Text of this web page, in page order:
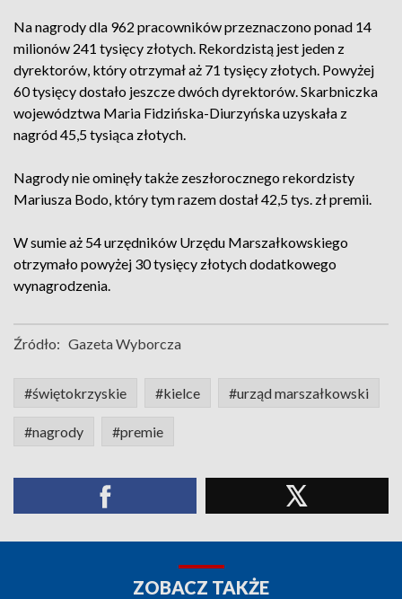
Na nagrody dla 962 pracowników przeznaczono ponad 14
milionów 241 tysięcy złotych. Rekordzistą jest jeden z
dyrektorów, który otrzymał aż 71 tysięcy złotych. Powyżej
60 tysięcy dostało jeszcze dwóch dyrektorów. Skarbniczka
województwa Maria Fidzińska-Diurzyńska uzyskała z
nagród 45,5 tysiąca złotych.
Nagrody nie ominęły także zeszłorocznego rekordzisty
Mariusza Bodo, który tym razem dostał 42,5 tys. zł premii.
W sumie aż 54 urzędników Urzędu Marszałkowskiego
otrzymało powyżej 30 tysięcy złotych dodatkowego
wynagrodzenia.
Źródło: Gazeta Wyborcza
#świętokrzyskie #kielce #urząd marszałkowski
#nagrody #premie
ZOBACZ TAKŻE